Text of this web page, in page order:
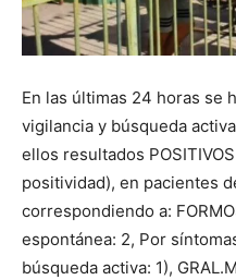
En las últimas 24 horas se
vigilancia y búsqueda
ellos resultados
positividad), en pacientes
correspondiendo a:
espontánea: 2, Por
búsqueda activa: 1),